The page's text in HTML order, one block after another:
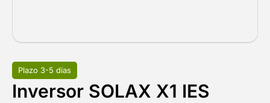
Plazo 3-5 días
Inversor SOLAX X1 IES